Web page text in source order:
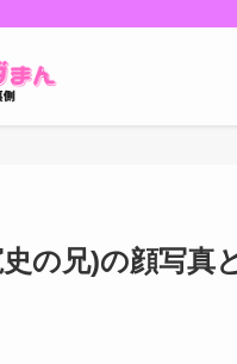
の兄)の顔写真